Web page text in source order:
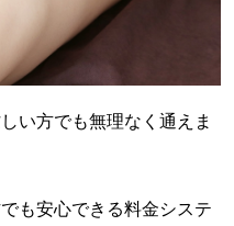
い方でも無理なく通えま
も安心できる料金システ